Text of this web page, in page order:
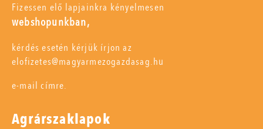
Fizessen elő lapjainkra kényelmesen
webshopunkban,
kérdés esetén kérjük írjon az
elofizetes@magyarmezogazdasag.hu
e-mail címre.
Agrárszaklapok